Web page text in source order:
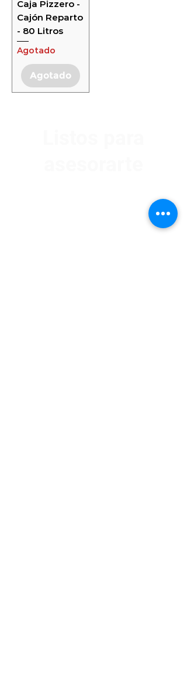
Caja Pizzero -
Cajón Reparto
- 80 Litros
Agotado
Agotado